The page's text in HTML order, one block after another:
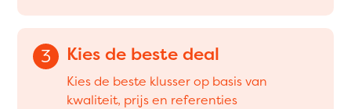
3 Kies de beste deal
Kies de beste klusser op basis van
kwaliteit, prijs en referenties